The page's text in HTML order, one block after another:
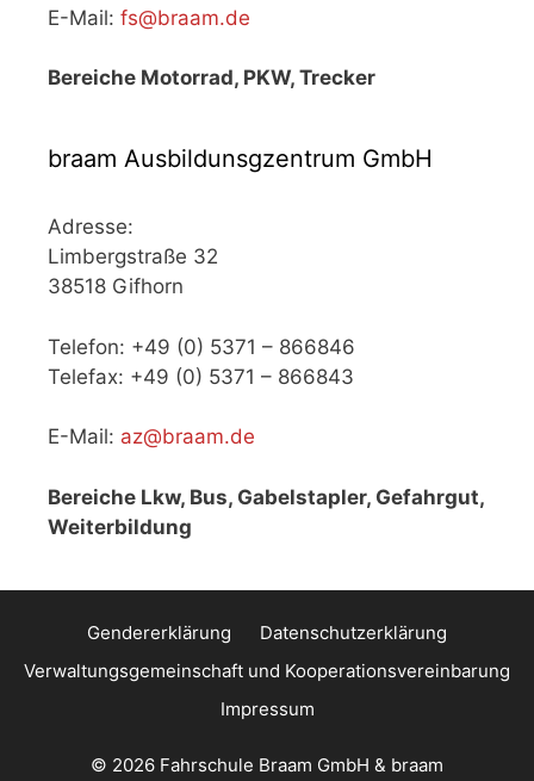
E-Mail: fs@braam.de
Bereiche Motorrad, PKW, Trecker
braam Ausbildunsgzentrum GmbH
Adresse:
Limbergstraße 32
38518 Gifhorn
Telefon: +49 (0) 5371 – 866846
Telefax: +49 (0) 5371 – 866843
E-Mail: az@braam.de
Bereiche Lkw, Bus, Gabelstapler, Gefahrgut,
Weiterbildung
Gendererklärung
Datenschutzerklärung
Verwaltungsgemeinschaft und Kooperationsvereinbarung
Impressum
© 2026 Fahrschule Braam GmbH & braam